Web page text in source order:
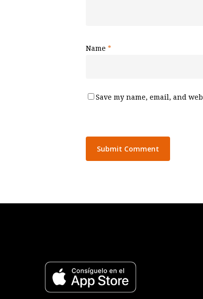
Name *
Save my name, email, and